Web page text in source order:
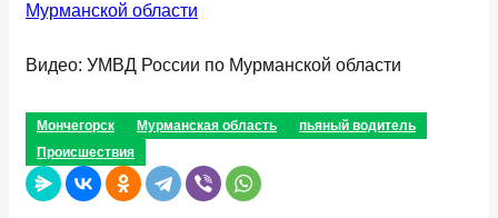
Мурманской области
Видео: УМВД России по Мурманской области
Мончегорск Мурманская область
пьяный водитель
Происшествия